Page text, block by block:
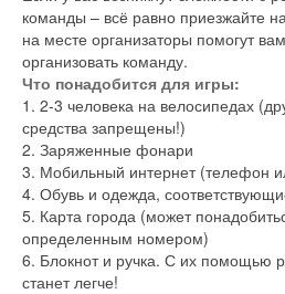
команды – всё равно приезжайте
на месте организаторы помогут
организовать команду.
Что понадобится для игры:
1. 2-3 человека на велосипедах
средства запрещены!)
2. Заряженные фонари
3. Мобильный интернет (телефон
4. Обувь и одежда,
5. Карта города (может
определенным номером)
6. Блокнот и ручка. С их помощью
станет легче!